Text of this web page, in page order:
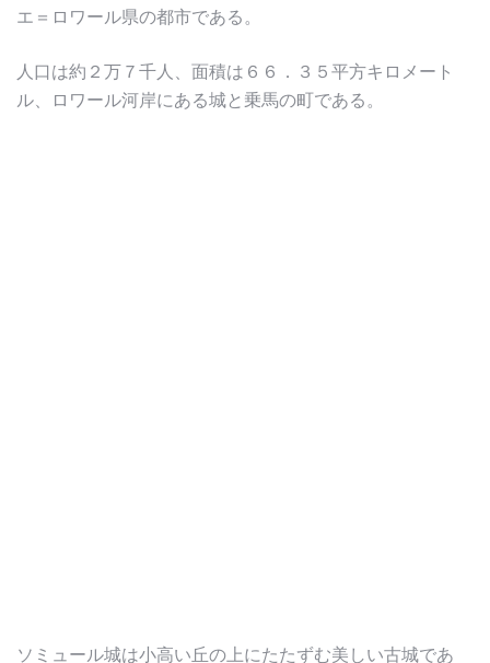
エ＝ロワール県の都市である。
人口は約２万７千人、面積は６６．３５平方キロメート
ル、ロワール河岸にある城と乗馬の町である。
ソミュール城は小高い丘の上にたたずむ美しい古城であ